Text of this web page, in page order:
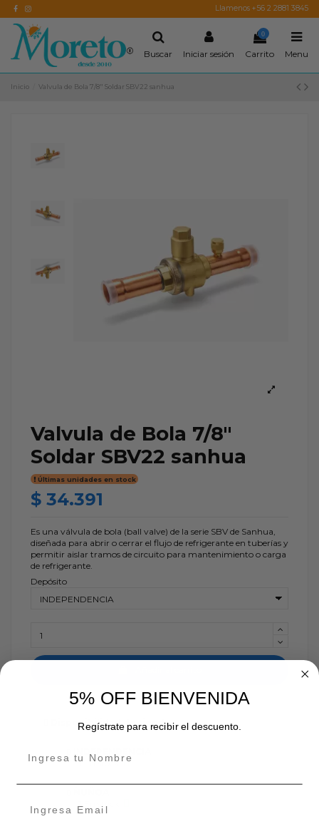
Llamenos +56 2 2881 3845
Buscar Iniciar sesión
0
Carrito Menu
Inicio Valvula de Bola 7/8" Soldar SBV22 sanhua
Valvula de Bola 7/8"
Soldar SBV22 sanhua
Últimas unidades en stock
$ 34.391
Es una válvula de bola (ball valve) de la serie SBV de Sanhua,
diseñada para abrir o cerrar el flujo de refrigerante en tuberías y
permitir aislar tramos de circuito para mantenimiento o carga
de refrigerante.
Depósito
Disponibilidad de tienda
INDEPENDENCIA
En stock:
En stock:
5% OFF BIENVENIDA
Regístrate para recibir el descuento.